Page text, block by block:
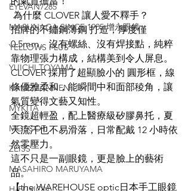
EYEVAN7285
MASUNAGA SINCE 1905 增永眼鏡
YELLOWS PLUS
YUICHI TOYAMA
KAMEMANNEN
MYKITA
MOSCOT
ZEISS
MASAHIRO MARUYAMA
為什麼 CLOVER 讓人愛不釋手？
招牌的不鏽鋼薄鋼 打造，厚度僅
0.5mm。沒有螺絲、沒有焊接點，純粹
靠物理張力構成，結構美到令人屏息。
CLOVER 採用了超顯臉小的 圓形框，線
條優雅柔和，能瞬間中和面部稜角，讓
氣質變得文藝又知性。
全鏡超輕盈，配上醫療級矽膠鼻托，夏
天流汗也不易滑落，日常配戴 12 小時依
然零壓力。
這不只是一副眼鏡，更是臉上的藝術
品。
【the WAREHOUSE optic日本手工眼鏡